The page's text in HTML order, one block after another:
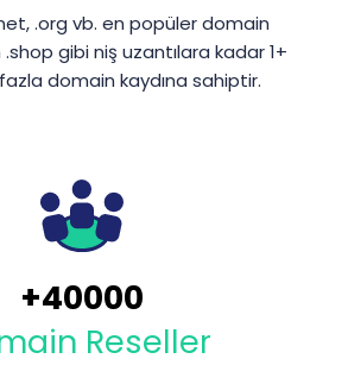
.org vb. en popüler domain
.shop gibi niş uzantılara kadar 1+
domain kaydına sahiptir.
+40000
Reseller